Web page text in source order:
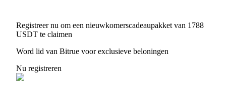
Exclusive for BitMart Users
Register & Trade to Win 500,000 USDT
Registreer nu om een nieuwkomerscadeaupakket van 1788
USDT te claimen
Word lid van Bitrue voor exclusieve beloningen
Nu registreren